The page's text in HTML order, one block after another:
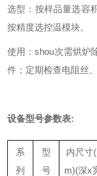
选型：按样品量选容
按精度选控温模块。
使用：shou次需烘炉
件；定期检查电阻丝
设备型号参数表:
系
列
型
号
内尺寸
m)(深x